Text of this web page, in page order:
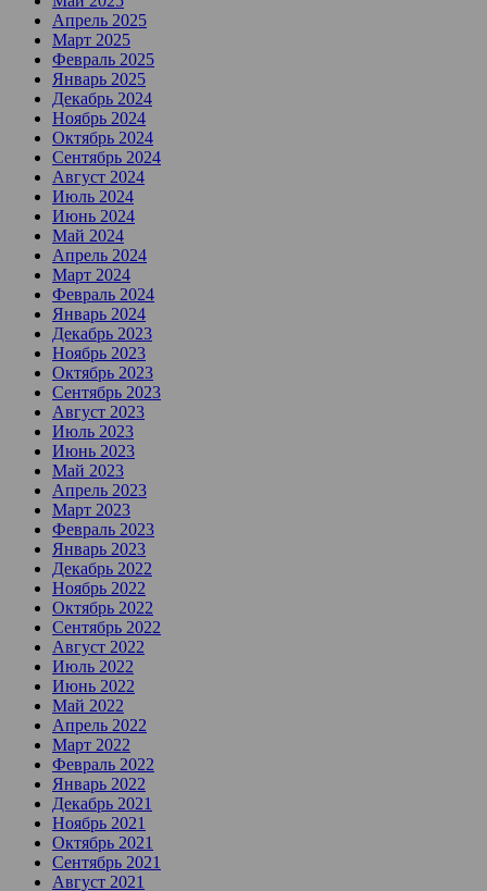
Апрель 2025
Март 2025
Февраль 2025
Январь 2025
Декабрь 2024
Ноябрь 2024
Октябрь 2024
Сентябрь 2024
Август 2024
Июль 2024
Июнь 2024
Май 2024
Апрель 2024
Март 2024
Февраль 2024
Январь 2024
Декабрь 2023
Ноябрь 2023
Октябрь 2023
Сентябрь 2023
Август 2023
Июль 2023
Июнь 2023
Май 2023
Апрель 2023
Март 2023
Февраль 2023
Январь 2023
Декабрь 2022
Ноябрь 2022
Октябрь 2022
Сентябрь 2022
Август 2022
Июль 2022
Июнь 2022
Май 2022
Апрель 2022
Март 2022
Февраль 2022
Январь 2022
Декабрь 2021
Ноябрь 2021
Октябрь 2021
Сентябрь 2021
Август 2021